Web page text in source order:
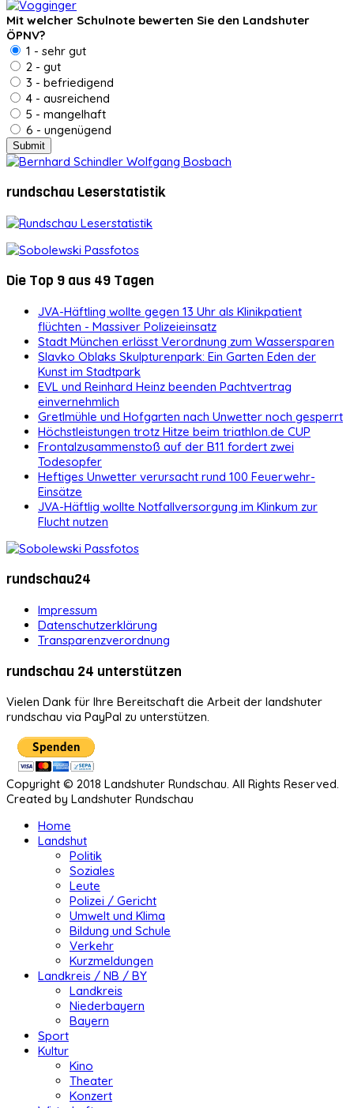
Mit welcher Schulnote bewerten Sie den Landshuter
ÖPNV?
1 - sehr gut
2 - gut
3 - befriedigend
4 - ausreichend
5 - mangelhaft
6 - ungenügend
rundschau Leserstatistik
Die Top 9 aus 49 Tagen
JVA-Häftling wollte gegen 13 Uhr als Klinikpatient
flüchten - Massiver Polizeieinsatz
Stadt München erlässt Verordnung zum Wassersparen
Slavko Oblaks Skulpturenpark: Ein Garten Eden der
Kunst im Stadtpark
EVL und Reinhard Heinz beenden Pachtvertrag
einvernehmlich
Gretlmühle und Hofgarten nach Unwetter noch gesperrt
Höchstleistungen trotz Hitze beim triathlon.de CUP
Frontalzusammenstoß auf der B11 fordert zwei
Todesopfer
Heftiges Unwetter verursacht rund 100 Feuerwehr-
Einsätze
JVA-Häftlig wollte Notfallversorgung im Klinkum zur
Flucht nutzen
rundschau24
Impressum
Datenschutzerklärung
Transparenzverordnung
rundschau 24 unterstützen
Vielen Dank für Ihre Bereitschaft die Arbeit der landshuter
rundschau via PayPal zu unterstützen.
Copyright © 2018 Landshuter Rundschau. All Rights Reserved.
Created by Landshuter Rundschau
Home
Landshut
Politik
Soziales
Leute
Polizei / Gericht
Umwelt und Klima
Bildung und Schule
Verkehr
Kurzmeldungen
Landkreis / NB / BY
Landkreis
Niederbayern
Bayern
Sport
Kultur
Kino
Theater
Konzert